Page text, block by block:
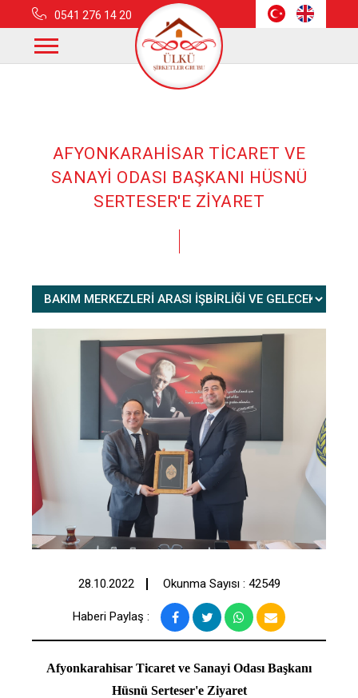
0541 276 14 20
Anasayfa
Haberler
AFYONKARAHİSAR TİCARET VE
SANAYİ ODASI BAŞKANI HÜSNÜ
SERTESER'E ZİYARET
28.10.2022 Okunma Sayısı : 42549
Haberi Paylaş :
Afyonkarahisar Ticaret ve Sanayi Odası Başkanı
Hüsnü Serteser'e Ziyaret